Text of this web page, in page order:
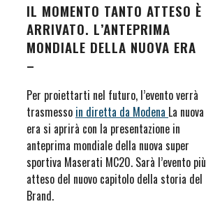
IL MOMENTO TANTO ATTESO È
ARRIVATO. L’ANTEPRIMA
MONDIALE DELLA NUOVA ERA
–
Per proiettarti nel futuro, l’evento verrà
trasmesso in diretta da Modena La nuova
era si aprirà con la presentazione in
anteprima mondiale della nuova super
sportiva Maserati MC20. Sarà l’evento più
atteso del nuovo capitolo della storia del
Brand.